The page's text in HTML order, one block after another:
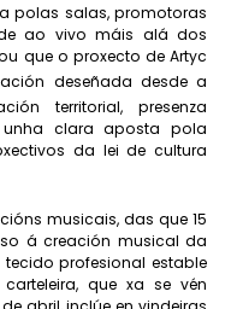
polas salas, promotoras
ao vivo máis alá dos
que o proxecto de Artyc
deseñada desde a
territorial, presenza
clara aposta pola
da lei de cultura
musicais, das que 15
á creación musical da
profesional estable
que xa se vén